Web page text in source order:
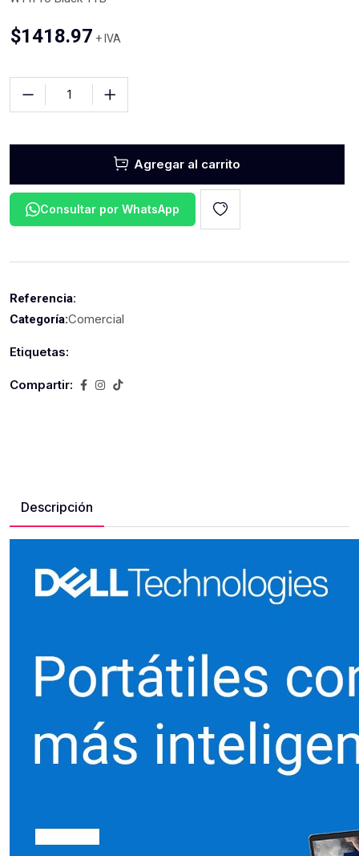
$1418.97 + IVA
Agregar al carrito
Consultar por WhatsApp
Referencia:
Categoría:Comercial
Etiquetas:
Compartir:
Descripción